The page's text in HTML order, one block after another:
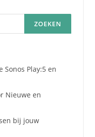
Play:5 en
Nieuwe en
bij jouw